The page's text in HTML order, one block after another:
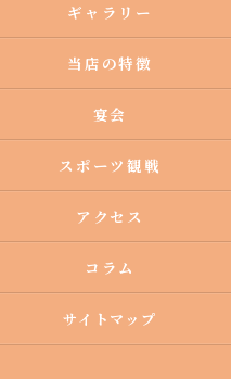
ギャラリー
当店の特徴
宴会
スポーツ観戦
アクセス
コラム
サイトマップ